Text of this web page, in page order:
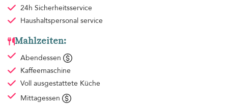
24h Sicherheitsservice
Haushaltspersonal service
Mahlzeiten:
Abendessen
Kaffeemaschine
Voll ausgestattete Küche
Mittagessen